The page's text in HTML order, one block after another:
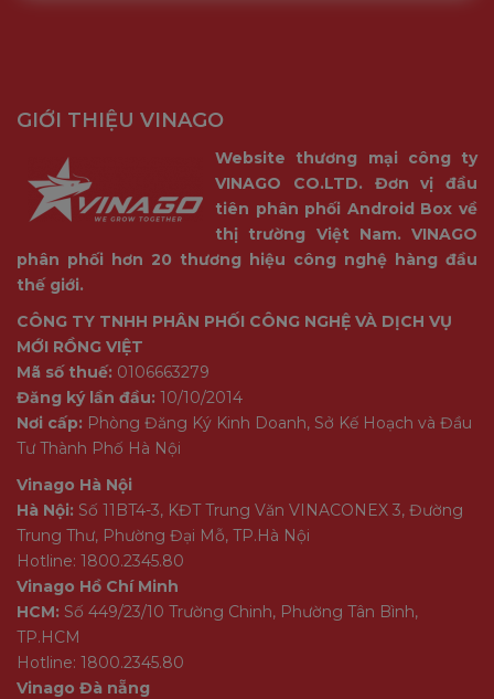
GIỚI THIỆU VINAGO
Website thương mại công ty
VINAGO CO.LTD. Đơn vị đầu
tiên phân phối Android Box về
thị trường Việt Nam. VINAGO
phân phối hơn 20 thương hiệu công nghệ hàng đầu
thế giới.
CÔNG TY TNHH PHÂN PHỐI CÔNG NGHỆ VÀ DỊCH VỤ
MỚI RỒNG VIỆT
Mã số thuế: 0106663279
Đăng ký lần đầu: 10/10/2014
Nơi cấp: Phòng Đăng Ký Kinh Doanh, Sở Kế Hoạch và Đầu
Tư Thành Phố Hà Nội
Vinago Hà Nội
Hà Nội: Số 11BT4-3, KĐT Trung Văn VINACONEX 3, Đường
Trung Thư, Phường Đại Mỗ, TP.Hà Nội
Hotline: 1800.2345.80
Vinago Hồ Chí Minh
HCM: Số 449/23/10 Trường Chinh, Phường Tân Bình,
TP.HCM
Hotline: 1800.2345.80
Vinago Đà nẵng